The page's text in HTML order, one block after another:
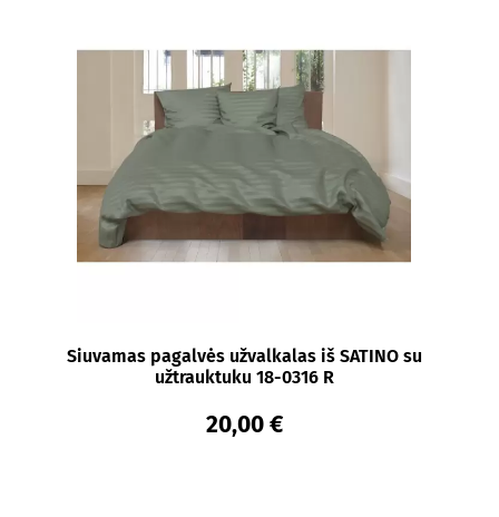
Siuvamas pagalvės užvalkalas iš SATINO su
užtrauktuku 18-0316 R
20,00 €